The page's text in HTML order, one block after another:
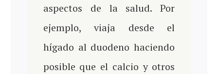
aspectos de la salud. Por
ejemplo, viaja desde el
hígado al duodeno haciendo
posible que el calcio y otros